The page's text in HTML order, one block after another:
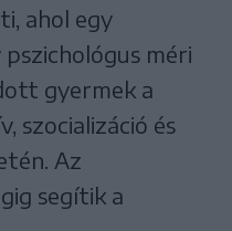
ahol egy
méri
gyermek a
szocializáció és
Az
segítik a